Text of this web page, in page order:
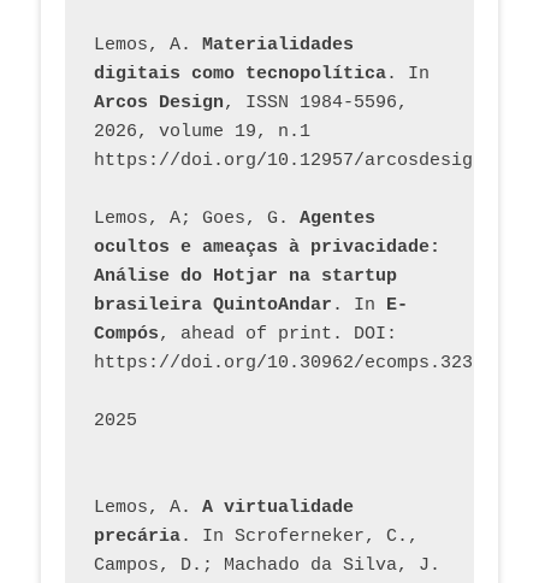
Lemos, A. Materialidades
digitais como tecnopolítica
Arcos Design, ISSN 1984-5596,
2026, volume 19, n.1
https://doi.org/10.12957/
Lemos, A; Goes, G. Agentes
ocultos e ameaças à privacidade:
Análise do Hotjar na startup
brasileira QuintoAndar . In E-
Compós, ahead of print. DOI:
https://doi.org/10.30962/ecomps.3231
2025
Lemos, A. A virtualidade
precária. In Scroferneker, C.,
Campos, D.; Machado da Silva, J.